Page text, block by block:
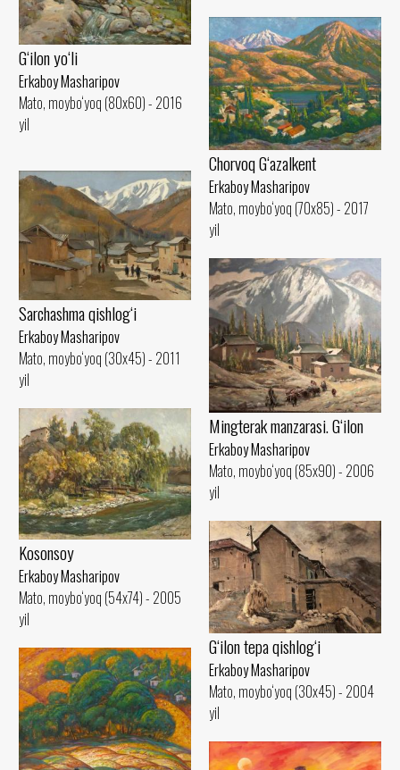
G‘ilon yo‘li
Erkaboy Masharipov
Mato, moybo‘yoq (80x60) - 2016
yil
Chorvoq G‘azalkent
Erkaboy Masharipov
Mato, moybo‘yoq (70x85) - 2017
yil
Sarchashma qishlog‘i
Erkaboy Masharipov
Mato, moybo‘yoq (30x45) - 2011
yil
Mingterak manzarasi. G‘ilon
Erkaboy Masharipov
Mato, moybo‘yoq (85x90) - 2006
yil
Kosonsoy
Erkaboy Masharipov
Mato, moybo‘yoq (54x74) - 2005
yil
G‘ilon tepa qishlog‘i
Erkaboy Masharipov
Mato, moybo‘yoq (30x45) - 2004
yil